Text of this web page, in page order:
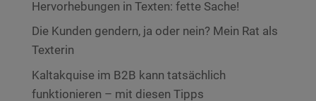
Hervorhebungen in Texten: fette Sache!
Die Kunden gendern, ja oder nein? Mein Rat als
Texterin
Kaltakquise im B2B kann tatsächlich
funktionieren – mit diesen Tipps